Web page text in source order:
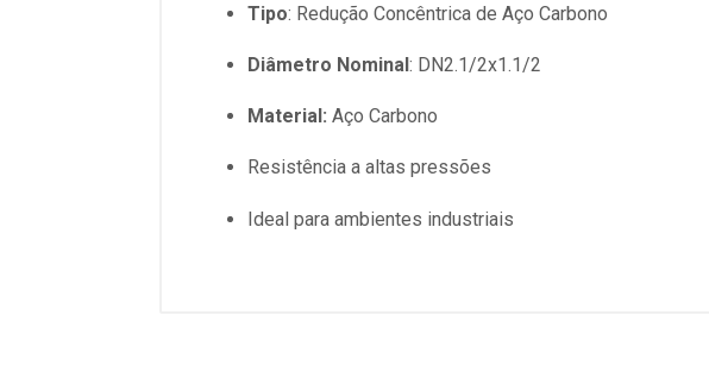
Tipo: Redução Concêntrica de Aço Carbono
Diâmetro Nominal: DN2.1/2x1.1/2
Material: Aço Carbono
Resistência a altas pressões
Ideal para ambientes industriais